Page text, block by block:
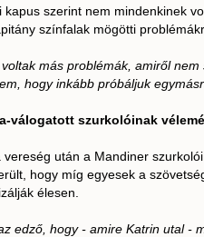
kapus szerint nem mindenkinek
színfalak mögötti
voltak más problémák, amiről
hogy inkább próbáljuk
válogatott szurkolóinak
vereség után a Mandiner
hogy míg egyesek a
élesen.
edző, hogy - amire Katrin utal -